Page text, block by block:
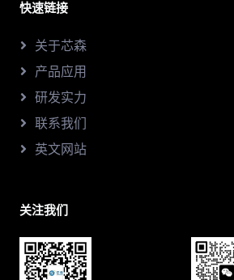
快速链接
关于芯森
产品应用
研发实力
联系我们
英文网站
关注我们